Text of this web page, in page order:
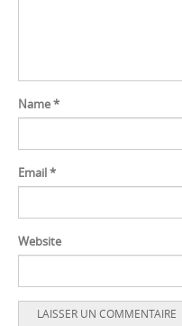
Name*
Email*
Website